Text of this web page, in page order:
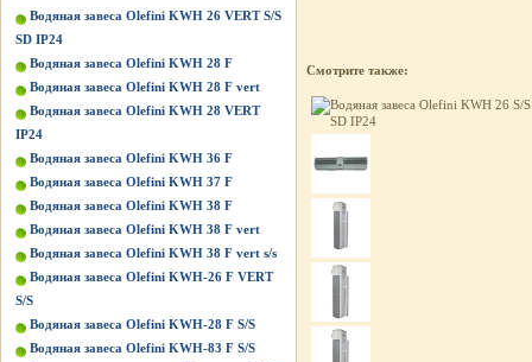
Водяная завеса Olefini KWH 26 VERT S/S
SD IP24
Водяная завеса Olefini KWH 28 F
Водяная завеса Olefini KWH 28 F vert
Водяная завеса Olefini KWH 28 VERT
IP24
Водяная завеса Olefini KWH 36 F
Водяная завеса Olefini KWH 37 F
Водяная завеса Olefini KWH 38 F
Водяная завеса Olefini KWH 38 F vert
Водяная завеса Olefini KWH 38 F vert s/s
Водяная завеса Olefini KWH-26 F VERT
S/S
Водяная завеса Olefini KWH-28 F S/S
Водяная завеса Olefini KWH-83 F S/S
Смотрите также: